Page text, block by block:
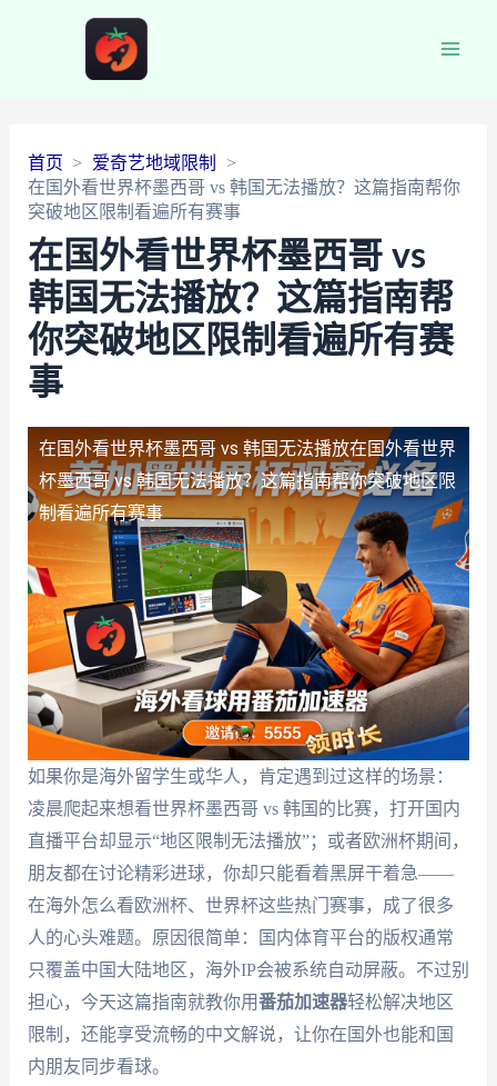
首页
爱奇艺地域限制
在国外看世界杯墨西哥 vs 韩国无法播放？这篇指南帮你
突破地区限制看遍所有赛事
在国外看世界杯墨西哥 vs
韩国无法播放？这篇指南帮
你突破地区限制看遍所有赛
事
在国外看世界杯墨西哥 vs 韩国无法播放在国外看世界
杯墨西哥 vs 韩国无法播放？这篇指南帮你突破地区限
制看遍所有赛事
如果你是海外留学生或华人，肯定遇到过这样的场景：
凌晨爬起来想看世界杯墨西哥 vs 韩国的比赛，打开国内
直播平台却显示“地区限制无法播放”；或者欧洲杯期间，
朋友都在讨论精彩进球，你却只能看着黑屏干着急——
在海外怎么看欧洲杯、世界杯这些热门赛事，成了很多
人的心头难题。原因很简单：国内体育平台的版权通常
只覆盖中国大陆地区，海外IP会被系统自动屏蔽。不过别
担心，今天这篇指南就教你用番茄加速器轻松解决地区
限制，还能享受流畅的中文解说，让你在国外也能和国
内朋友同步看球。